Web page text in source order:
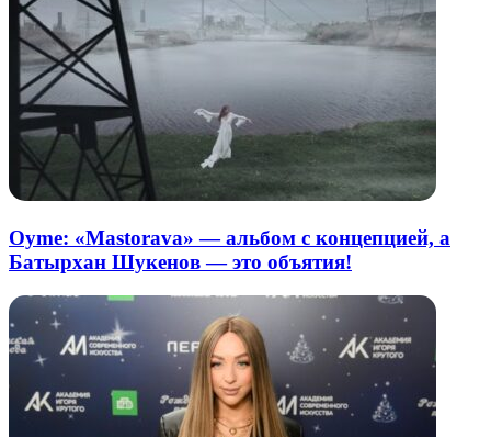
Oyme: «Mastorava» — альбом с концепцией, а
Батырхан Шукенов — это объятия!